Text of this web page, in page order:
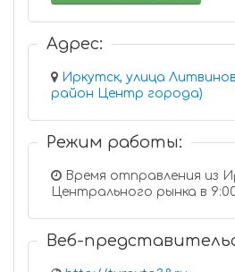
Адрес:
Иркутск, улица
район Центр города)
Режим работы:
Время отправления из
Центрального рынка в
Веб-